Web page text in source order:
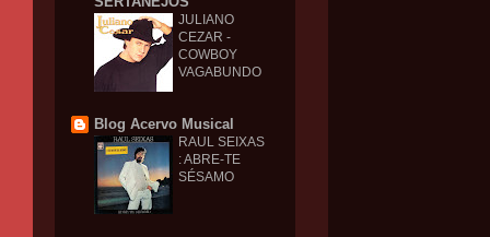
JULIANO
CEZAR -
COWBOY
VAGABUNDO
Blog Acervo Musical
RAUL SEIXAS
: ABRE-TE
SÉSAMO